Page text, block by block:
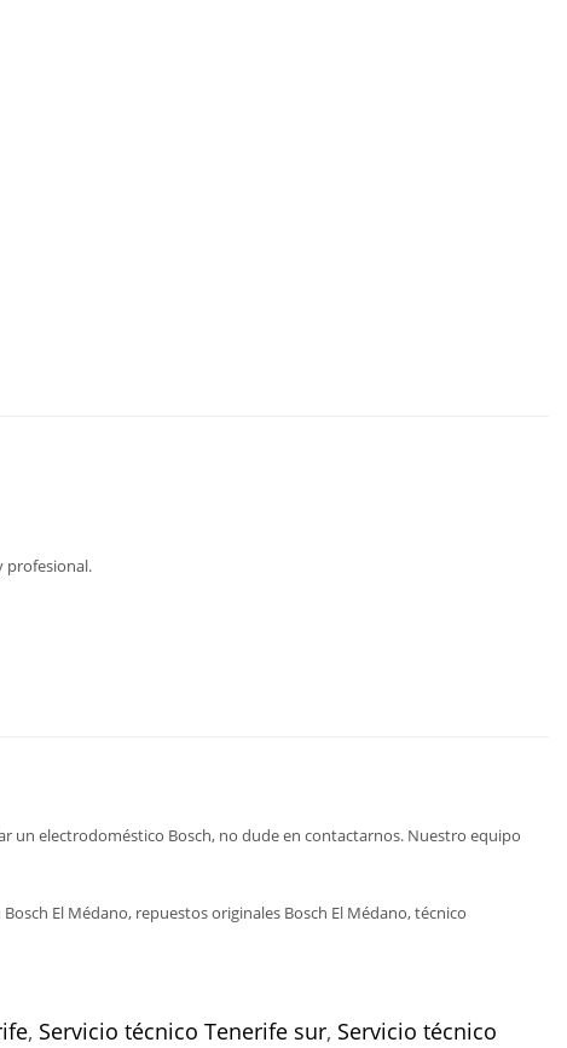
profesional.
un electrodoméstico Bosch, no dude en contactarnos. Nuestro equipo
El Médano, repuestos originales Bosch El Médano, técnico
, Servicio técnico Tenerife sur, Servicio técnico